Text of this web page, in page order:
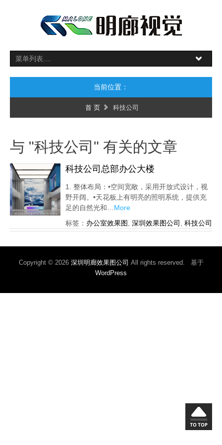
当前位置：
首 页 科技公司
与 "科技公司" 有关的文章
科技公司总部办公大楼
1. 整体布局：•空间宽敞，采用开放式设计，视
野开阔。•天花板上有明亮的照明系统，提供充
足的自然光和… More
标签： 办公室效果图 深圳效果图公司 科技公司
Copyright © 2026 深圳明廊效果图公司 All rights reserved. 基于
WordPress